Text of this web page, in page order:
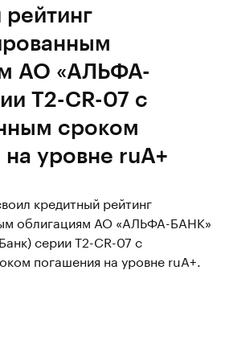
АО «АЛЬФА-
T2-CR-07 с
сроком
уровне ruA+
кредитный рейтинг
облигациям АО «АЛЬФА-БАНК»
серии T2-CR-07 с
погашения на уровне ruA+.